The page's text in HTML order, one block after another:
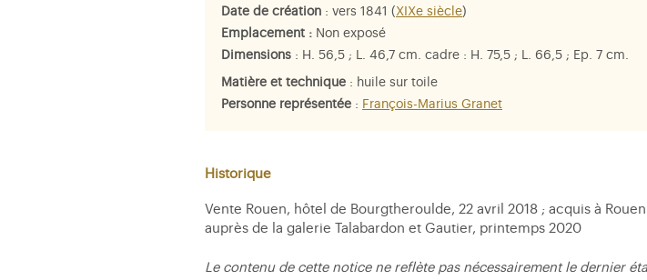
Date de création : vers 1841 ( XIXe siècle)
Emplacement : Non exposé
Dimensions : H. 56,5 ; L. 46,7 cm. cadre : H. 75,5 ; L. 66,5 ; Ep. 7 cm.
Matière et technique : huile sur toile
Personne représentée : François-Marius Granet
Historique
Vente Rouen, hôtel de Bourgtheroulde, 22 avril 2018 ; acquis à
auprès de la galerie Talabardon et Gautier, printemps 2020
Le contenu de cette notice ne reflète pas nécessairement le dernier